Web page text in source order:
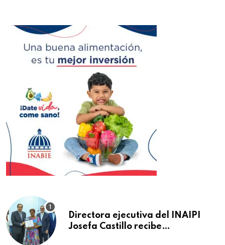
Directora ejecutiva del INAIPI
Josefa Castillo recibe